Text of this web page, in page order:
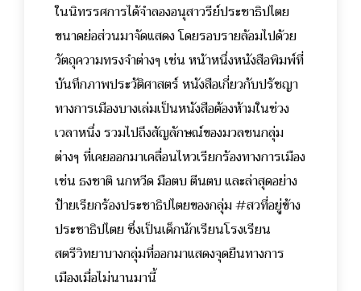
ในนิทรรศการได้จำลองอนุสาวรีย์ประชาธิปไตย
ขนาดย่อส่วนมาจัดแสดง โดยรอบรายล้อมไปด้วย
วัตถุความทรงจำต่างๆ เช่น หน้าหนึ่งหนังสือพิมพ์ที่
บันทึกภาพประวัติศาสตร์ หนังสือเกี่ยวกับปรัชญา
ทางการเมืองบางเล่มเป็นหนังสือต้องห้ามในช่วง
เวลาหนึ่ง รวมไปถึงสัญลักษณ์ของมวลชนกลุ่ม
ต่างๆ ที่เคยออกมาเคลื่อนไหวเรียกร้องทางการเมือง
เช่น ธงชาติ นกหวีด มือตบ ตีนตบ และล่าสุดอย่าง
ป้ายเรียกร้องประชาธิปไตยของกลุ่ม #สวที่อยู่ข้าง
ประชาธิปไตย ซึ่งเป็นเด็กนักเรียนโรงเรียน
สตรีวิทยาบางกลุ่มที่ออกมาแสดงจุดยืนทางการ
เมืองเมื่อไม่นานมานี้